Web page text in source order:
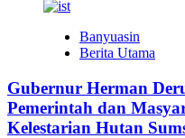
Banyuasin
Berita Utama
Gubernur Herman
Pemerintah dan
Kelestarian Hutan